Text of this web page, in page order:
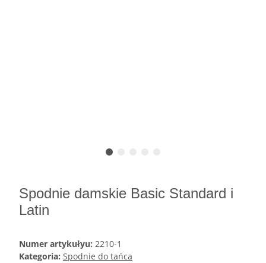
Spodnie damskie Basic Standard i
Latin
Numer artykułyu: 2210-1
Kategoria: Spodnie do tańca